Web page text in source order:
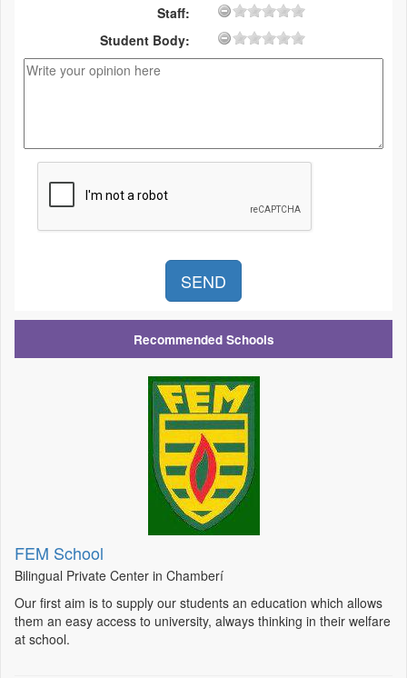
Staff:
Student Body:
Recommended Schools
FEM School
Bilingual Private Center in Chamberí
Our first aim is to supply our students an education which allows
them an easy access to university, always thinking in their welfare
at school.